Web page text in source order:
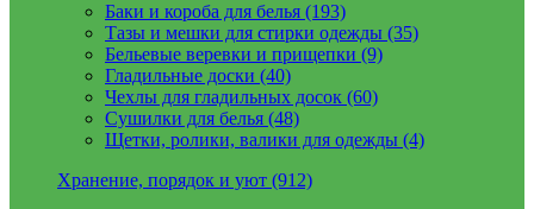
Баки и короба для белья (193)
Тазы и мешки для стирки одежды (35)
Бельевые веревки и прищепки (9)
Гладильные доски (40)
Чехлы для гладильных досок (60)
Сушилки для белья (48)
Щетки, ролики, валики для одежды (4)
Хранение, порядок и уют (912)